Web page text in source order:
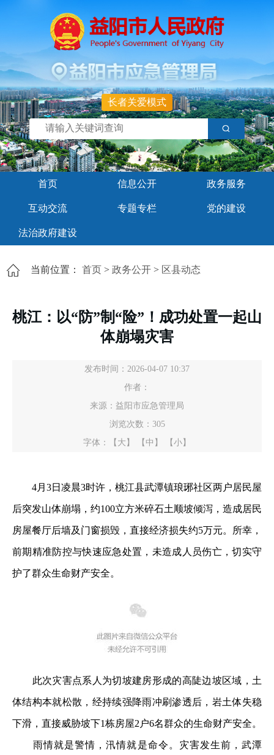
长者关爱模式
首页 信息公开 政务服务
互动交流 专题专栏 党的建设
法治政府建设
当前位置： 首页 > 政务公开 > 区县动态
桃江：以“防”制“险”！成功处置一起山
体崩塌灾害
发布时间：2026-04-07 10:37
作者：
来源：益阳市应急管理局
浏览次数： 305
字体：
【大】 【中】 【小】
4月3日凌晨3时许，桃江县武潭镇琅琊社区两户居民屋
后突发山体崩塌，约100立方米碎石土顺坡倾泻，造成居民
房屋餐厅后墙及门窗损毁，直接经济损失约5万元。所幸，
前期精准防控与快速应急处置，未造成人员伤亡，切实守
护了群众生命财产安全。
此次灾害点系人为切坡建房形成的高陡边坡区域，土
体结构本就松散，经持续强降雨冲刷渗透后，岩土体失稳
下滑，直接威胁坡下1栋房屋2户6名群众的生命财产安全。
雨情就是警情，汛情就是命令。灾害发生前，武潭